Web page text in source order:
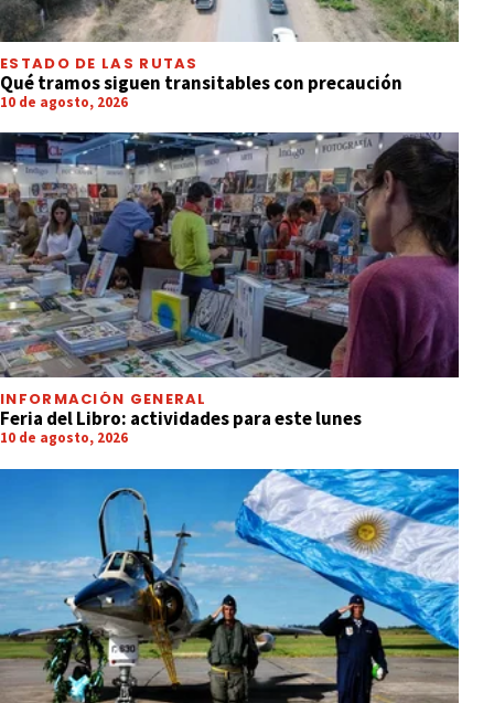
ESTADO DE LAS RUTAS
Qué tramos siguen transitables con precaución
10 de agosto, 2026
INFORMACIÓN GENERAL
Feria del Libro: actividades para este lunes
10 de agosto, 2026